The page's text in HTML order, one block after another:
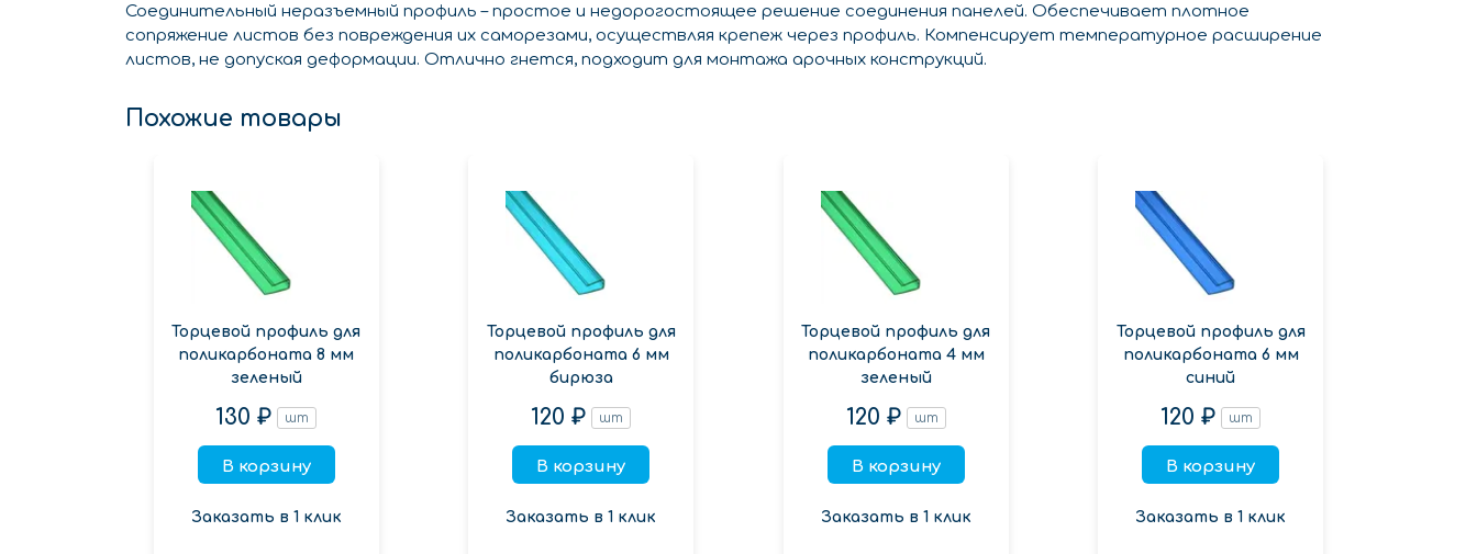
Соединительный неразъемный профиль – простое и недорогостоящее решение соединения панелей. Обеспечивает плотное
сопряжение листов без повреждения их саморезами, осуществляя крепеж через профиль. Компенсирует температурное расширение
листов, не допуская деформации. Отлично гнется, подходит для монтажа арочных конструкций.
Похожие товары
Торцевой профиль для
поликарбоната 8 мм
зеленый
130 ₽ шт
В корзину
Заказать в 1 клик
Торцевой профиль для
поликарбоната 6 мм
бирюза
120 ₽ шт
В корзину
Заказать в 1 клик
Торцевой профиль для
поликарбоната 4 мм
зеленый
120 ₽ шт
В корзину
Заказать в 1 клик
Торцевой профиль для
поликарбоната 6 мм
синий
120 ₽ шт
В корзину
Заказать в 1 клик